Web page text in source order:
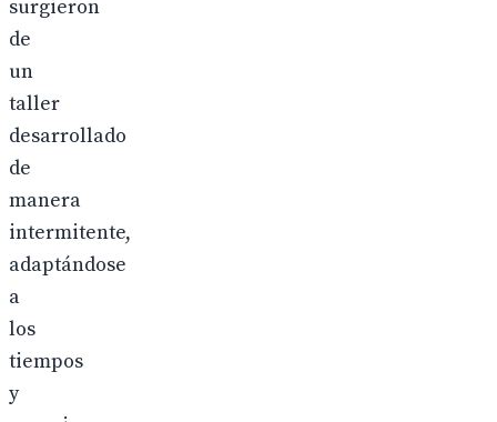
surgieron
de
un
taller
desarrollado
de
manera
intermitente,
adaptándose
a
los
tiempos
y